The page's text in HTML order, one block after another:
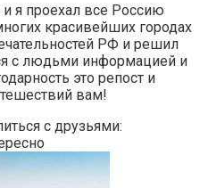
я проехал все Россию
красивейших городах
РФ и решил
с людьми информацией и
это репост и
вам!
с друзьями: